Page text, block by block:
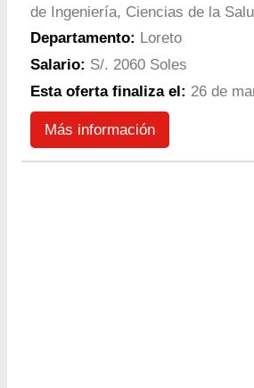
de Ingeniería, Ciencias de la
Departamento: Loreto
Salario: S/. 2060 Soles
Esta oferta finaliza el: 26 de
Más información